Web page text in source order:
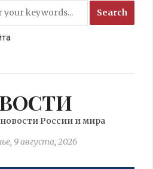
России и мира
9 августа, 2026